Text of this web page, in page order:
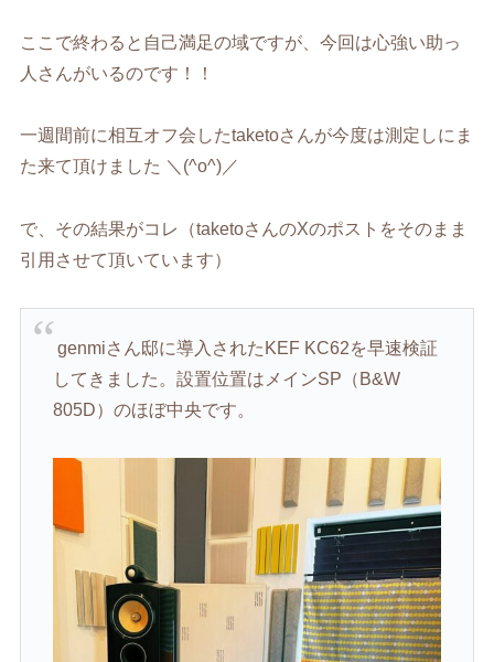
ここで終わると自己満足の域ですが、今回は心強い助っ
人さんがいるのです！！
一週間前に相互オフ会したtaketoさんが今度は測定しにま
た来て頂けました ＼ (^o^) ／
で、その結果がコレ（taketoさんのXのポストをそのまま
引用させて頂いています）
genmiさん邸に導入された KEF KC62を早速検証
してきました。設置位置はメインSP （ B&W
805D）のほぼ中央です。